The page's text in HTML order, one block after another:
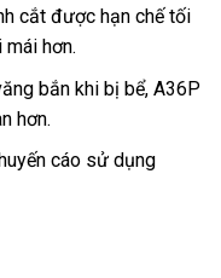
cắt được hạn chế tối
hơn.
bắn khi bị bể, A36P
hơn.
cáo sử dụng